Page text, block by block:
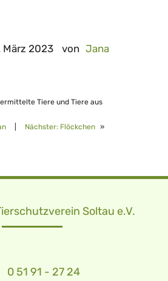
März 2023 von Jana
Tiere und Tiere aus
Nächster: Flöckchen »
Soltau e.V.
0 51 91 - 27 24